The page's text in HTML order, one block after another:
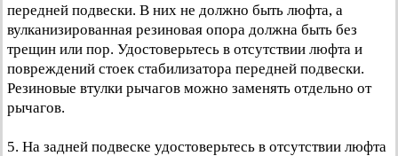
передней подвески. В них не должно быть люфта, а
вулканизированная резиновая опора должна быть без
трещин или пор. Удостоверьтесь в отсутствии люфта и
повреждений стоек стабилизатора передней подвески.
Резиновые втулки рычагов можно заменять отдельно от
рычагов.
5. На задней подвеске удостоверьтесь в отсутствии люфта